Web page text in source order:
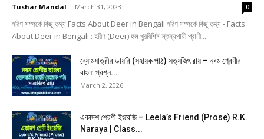
Tushar Mandal - March 31, 2023 0
হরিণ সম্পর্কে কিছু তথ্য Facts About Deer in Bengali হরিণ সম্পর্কে কিছু তথ্য - Facts
About Deer in Bengali : হরিণ (Deer) হল খুরবিশিষ্ট স্তন্যপায়ী প্রাণী...
ব্যোমযাত্রীর ডায়রি (সহায়ক পাঠ) সত্যজিৎ রায় – নবম শ্রেণীর
বাংলা প্রশ্ন...
March 2, 2026
একাদশ শ্রেণী ইংরেজি – Leela’s Friend (Prose) R.K.
Naraya | Class...